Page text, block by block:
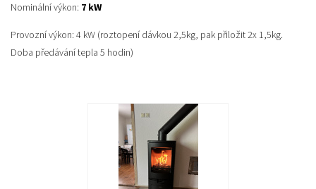
Nominální výkon: 7 kW
Provozní výkon: 4 kW (roztopení dávkou 2,5kg, pak přiložit 2x 1,5kg.
Doba předávání tepla 5 hodin)